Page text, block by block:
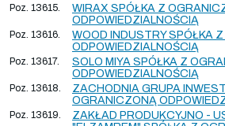
Poz. 13615.
WIRAX SPÓŁKA Z
ODPOWIEDZIALNOŚCIĄ
Poz. 13616.
WOOD INDUSTRY SPÓŁKA
ODPOWIEDZIALNOŚCIĄ
Poz. 13617.
SOLO MIYA SPÓŁKA Z
ODPOWIEDZIALNOŚCIĄ
Poz. 13618.
ZACHODNIA GRUPA
OGRANICZONĄ
Poz. 13619.
ZAKŁAD PRODUKCYJNO -